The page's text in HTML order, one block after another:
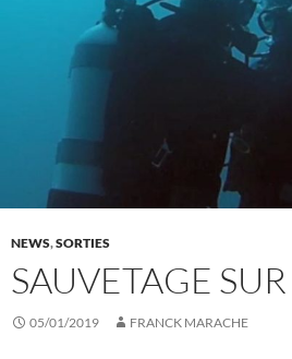
NEWS,SORTIES
SAUVETAGE
05/01/2019 FRANCK MARACHE